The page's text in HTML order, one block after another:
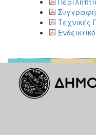
Τεχνικές